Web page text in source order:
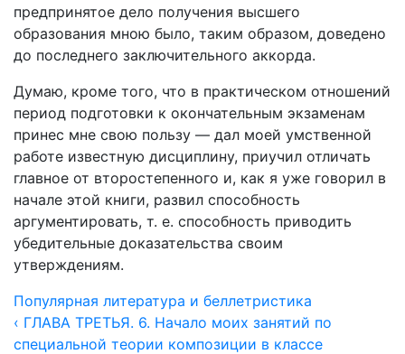
предпринятое дело получения высшего
образования мною было, таким образом, доведено
до последнего заключительного аккорда.
Думаю, кроме того, что в практическом отношений
период подготовки к окончательным экзаменам
принес мне свою пользу — дал моей умственной
работе известную дисциплину, приучил отличать
главное от второстепенного и, как я уже говорил в
начале этой книги, развил способность
аргументировать, т. е. способность приводить
убедительные доказательства своим
утверждениям.
Популярная литература и беллетристика
‹ ГЛАВА ТРЕТЬЯ. 6. Начало моих занятий по
специальной теории композиции в классе